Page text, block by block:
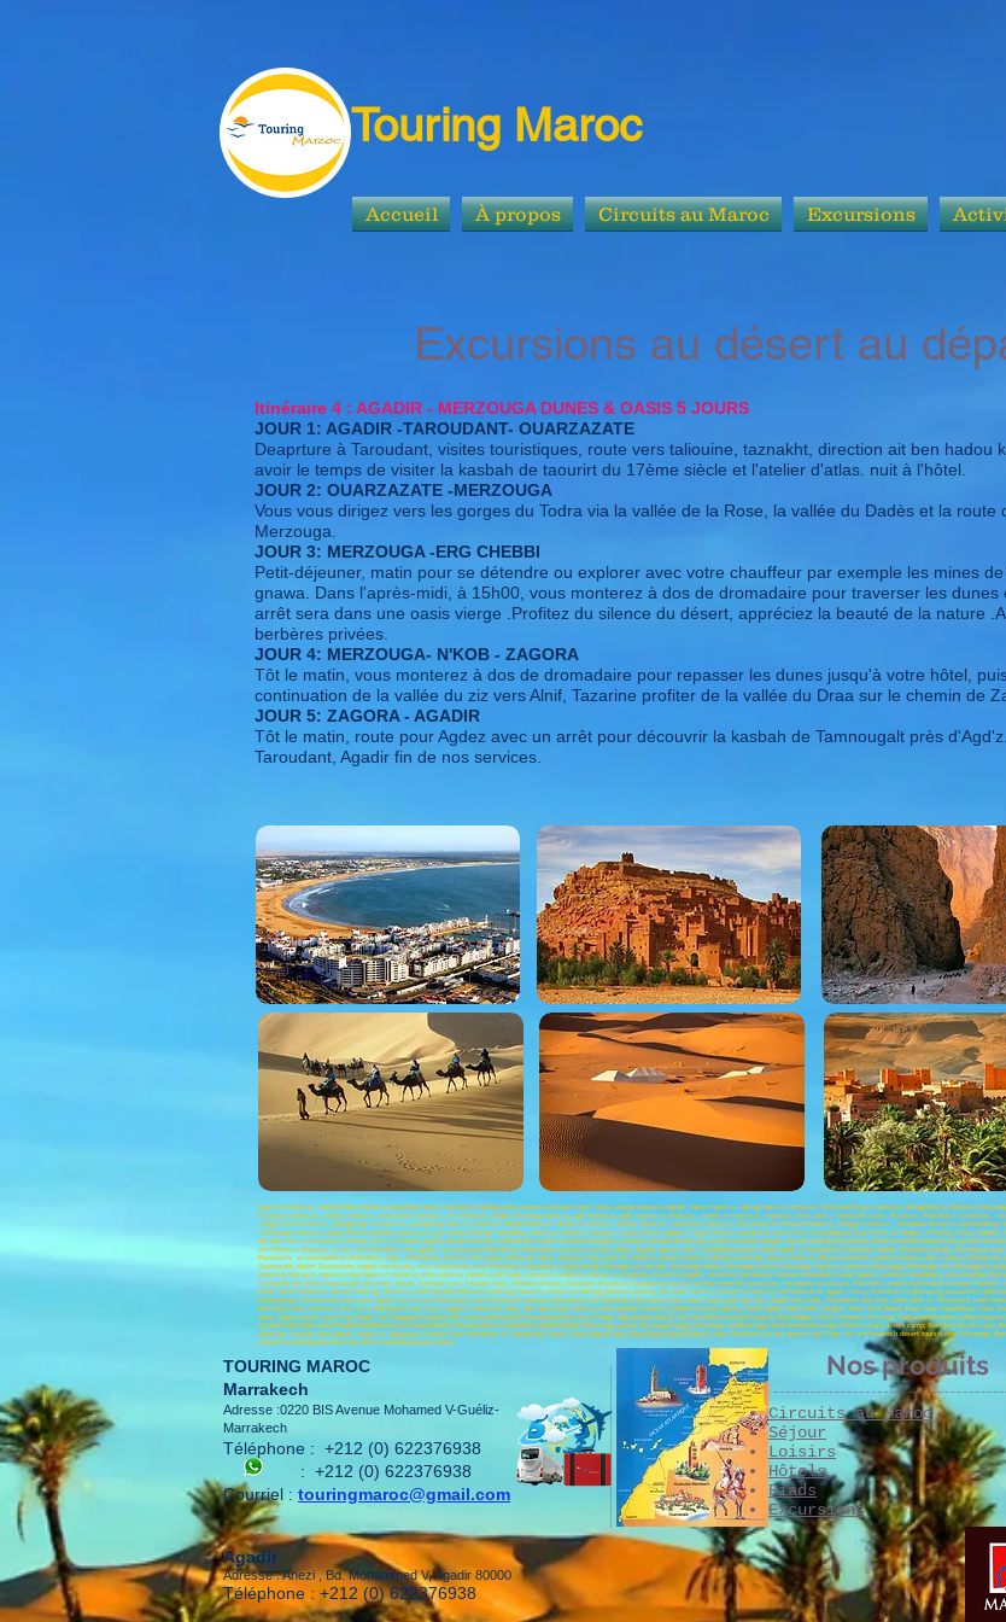
Touring Maroc
Accueil À propos Circuits au Maroc Excursions
Excursions au désert au
Itinéraire 4 : AGADIR - MERZOUGA DUNES & OASIS 5 JOURS
JOUR 1: AGADIR -TAROUDANT- OUARZAZATE
Deaprture à Taroudant, visites touristiques, route vers taliouine, taznakht, direction ait ben hadou
avoir le temps de visiter la kasbah de taourirt du 17ème siècle et l'atelier d'atlas. nuit à l'hôtel.
JOUR 2: OUARZAZATE -MERZOUGA
Vous vous dirigez vers les gorges du Todra via la vallée de la Rose, la vallée du Dadès et la route
Merzouga.
JOUR 3: MERZOUGA -ERG CHEBBI
Petit-déjeuner, matin pour se détendre ou explorer avec votre chauffeur par exemple les mines
gnawa. Dans l'après-midi, à 15h00, vous monterez à dos de dromadaire pour traverser les
arrêt sera dans une oasis vierge .Profitez du silence du désert, appréciez la beauté de la nature
berbères privées.
JOUR 4: MERZOUGA- N'KOB - ZAGORA
Tôt le matin, vous monterez à dos de dromadaire pour repasser les dunes jusqu'à votre hôtel,
continuation de la vallée du ziz vers Alnif, Tazarine profiter de la vallée du Draa sur le chemin de
JOUR 5: ZAGORA - AGADIR
Tôt le matin, route pour Agdez avec un arrêt pour découvrir la kasbah de Tamnougalt près
Taroudant, Agadir fin de nos services.
Tours in morocco , cultural tours Morocco; adventure tours in morocco ,Sahara tours; Morocco Desert Tours; Tours around morocco ;Agadir Tours morocco , biking tours in morocco , bird watching in morocco ,Paragliding in Morocco;
Essaouira morocco , events morocco , excursions morocco , Fez Morocco , flight ticketing morocco , golf morocco , golf courses in morocco , hotels in morocco , imperial cities tours , incentives tours Morocco , Marrakech incentives ,
, outgo travel morocco , paragliding in morocco , paragliding tours in morocco , Rabat Morocco , Riads in morocco , Saidia morocco , seminars morocco , spa morocco, Tafraout Morocco , tangier morocco , Taroudant Morocco, teambuilding
, Merzouga morocco; zagora Morocco;Sahara morocco; Coach rental ;Minibus rental;Bus rental ;car rental in morocco ; Coach Hire in Agadir ; Coach Hire in marrakech; Coach Hire in Casablanca; Coach Hire in Tangier ; Minibus Hire in
Minibus Hire in Essaouira; Minibus Hire in Tafraout; Agadir Airport transfers ;Marrakech airport transfers;Casablanca airport transfers;Errachidia airport transfers;Tangier airport transfers;Essaouira airport transfers;Ouarzazate airport
4x4 Morocco, Morocco circuit, 4x4 Marrakech, 4x4 agadir, 4x4 excursion Marrakech, Marrakech excursion, ourika valley, Agafay desert ; Asni ;Toubkal;Marrakech hotel, hotels of Marrakech, Marrakech hotels, Marrakech Riads, Marrakech
Marrakech, accommodation Marrakech, stays Marrakech, morocco discovery, Moroccan tours, morocco trips, trips to morocco, desert morocco, Moroccan desert, beach morocco, Moroccan beach, morocco nature, atlas morocco,
Ouarzazate, desert Ouarzazate, zagora excursions, visit Ouarzazate, visit Marrakech, Marrakech sightseeing, Merzouga excursions, Merzouga dunes, Merzouga desert, Merzouga morocco, morocco Merzouga, Merzouga 4x4, Merzouga
morocco, biking in morocco, bike tours in morocco, mtb morocco, morocco off roads, morocco incentive, morocco incentives, incentive Agadir, incentive Marrakech, seminar Marrakech, week Agadir, seminar Casablanca, special group
Taroudant, discovery Ouarzazate, discovery desert, Tafraout visit, Tafraout trips, Tafraout bivouac, Essaouira excursion, Ouzoud excursion, Ouzoud waterfall excursions, Taroudant excursions, Marrakech transfers;Marrakech airport
safari desert Morocco, Desert trekking Morocco, trekking atlas Morocco, trekking morocco, morocco trekking, Morocco Journey, discover morocco, travel to morocco, 4x4 landcruiser Agadir cruise, Marrakech sightseeing, essaouira
sightseeing in Ouarzazate, discovery Agadir, 4x4 circuit Marrakech, tours Marrakech, journey Marrakech, trip Marrakech, Marrakech day trips, Ouarzazate day trip , Agadir day trips , Marrakech day trips, book hotel in Marrakech, hotel
discovery tours morocco, rent car in Marrakech, rent cars in Agadir, Moroccan tours, tour operating morocco, tour operator morocco, Morocco travel agency, travel agent; Tours from Tangier; Tours from Rabat; Tours from Casablanca; Tours
tours; Zagora desert tours; Erg Chebbi; Erg Chegaga;Tata;Ighrem;Ait mansour;Amtoudi;Tafraoute;painted rocks; Ameln valley;Goulmine;Sidi Ifni;Tafnidilt;For boujerif;Legzira Beach;Aglou; Tiznit; Kerdous; Ait hmed; Taghazout;Paradise
Lihoudi;Imilchil;Rissani;Erfoud;Midelt;Meknes;Fez;Ifrane;Volubilis;Chaouen;alhociem;Nador;Oujda;ATV;SSV;VTT;Merzouga quads; Merzouga buggy; Merzouga 4x4;Merzouga Sand Dunes;Merzouga hotels; Luxury desert camp; Standard desert
transfers; Transfer from Agadir airport to Taghazout; Transfer from Marrakech to Taghazout;3 days;4 Days:5days;6 days;7days;8days;9days;10days;3 days Marrakech to fez desert trip;3 Days fez to Marrakech desert tours;4 days Merzouga
airport;Transfer;Bus;Minibus.Coach;Minivan;Autobus;4x4;Location
TOURING MAROC
Marrakech
Adresse :0220 BIS Avenue Mohamed V-Guéliz-
Marrakech
Téléphone : +212 (0) 622376938
: +212 (0) 622376938
Courriel : touringmaroc@gmail.com
Agadir
Adresse : Anezi , Bd. Mohammed V, Agadir 80000
Téléphone : +212 (0) 622376938
Nos produits
Circuits au Maroc
Séjour
Loisirs
Hôtels
Riads
Excursions